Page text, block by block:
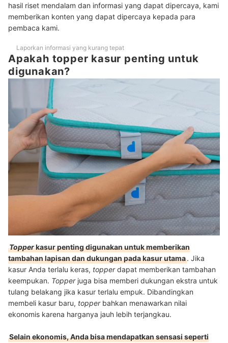
hasil riset mendalam dan informasi yang dapat dipercaya, kami
memberikan konten yang dapat dipercaya kepada para
pembaca kami.
Laporkan informasi yang kurang tepat
Apakah topper kasur penting untuk
digunakan?
Sumber: shopee.co.id
Topperkasur penting digunakan untuk memberikan
tambahan lapisan dan dukungan pada kasur utama. Jika
kasur Anda terlalu keras, topperdapat memberikan tambahan
keempukan. Topperjuga bisa memberi dukungan ekstra untuk
tulang belakang jika kasur terlalu empuk. Dibandingkan
membeli kasur baru, topperbahkan menawarkan nilai
ekonomis karena harganya jauh lebih terjangkau.
Selain ekonomis, Anda bisa mendapatkan sensasi seperti